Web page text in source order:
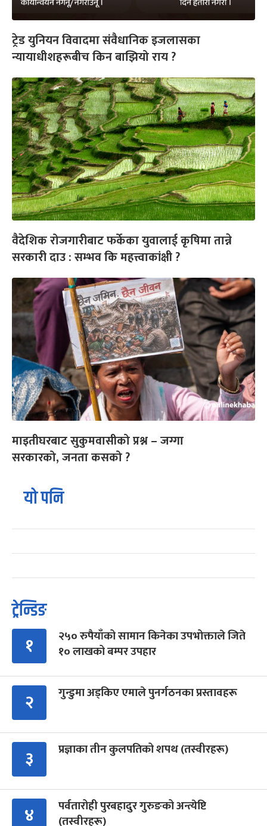
ट्रेड युनियन विवादमा संवैधानिक इजलासका
न्यायाधीशहरूबीच किन बाझियो राय ?
वैदेशिक रोजगारीबाट फर्केका युवालाई कृषिमा तान्ने
सरकारी दाउ : सम्भव कि महत्त्वाकांक्षी ?
माइतीघरबाट सुकुमवासीको प्रश्न – जग्गा
सरकारको, जनता कसको ?
यो पनि
ट्रेन्डिङ
१
२५० रुपैयाँको सामान किनेका उपभोक्ताले जिते
१० लाखको बम्पर उपहार
२ गुन्डुमा अड्किए एमाले पुनर्गठनका प्रस्तावहरू
३ प्रज्ञाका तीन कुलपतिको शपथ (तस्वीरहरू)
४
पर्वतारोही पुरबहादुर गुरुङको अन्त्येष्टि
(तस्वीरहरू)